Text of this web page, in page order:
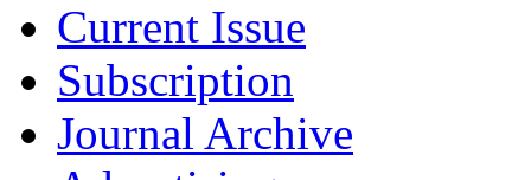
Current Issue
Subscription
Journal Archive